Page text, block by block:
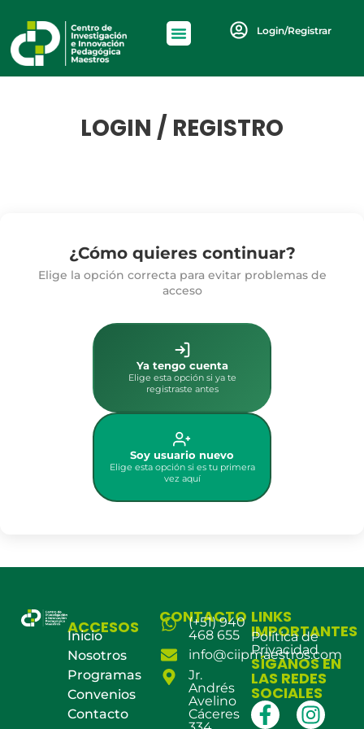
Login/Registrar
LOGIN / REGISTRO
¿Cómo quieres continuar?
Elige la opción correcta para evitar problemas de
acceso
Ya tengo cuenta
Elige esta opción si ya te
registraste antes
Soy usuario nuevo
Elige esta opción si es tu primera
vez aquí
ACCESOS
Inicio
Nosotros
Programas
Convenios
Contacto
CONTACTO
(+51) 940
468 655
info@ciipmaestros.com
Jr.
Andrés
Avelino
Cáceres
LINKS
IMPORTANTES
Política de
Privacidad
SÍGANOS EN
LAS REDES
SOCIALES